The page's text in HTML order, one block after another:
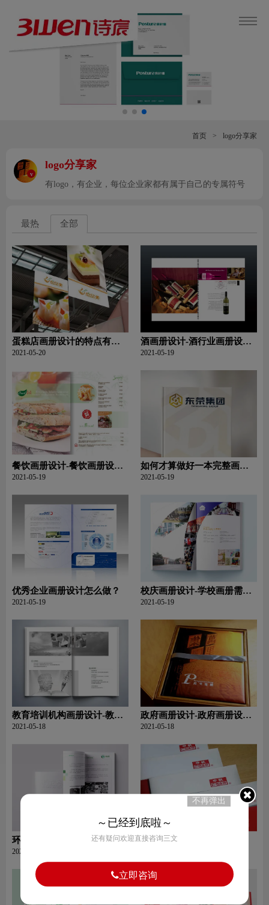
首页 > logo分享家
v
logo分享家
有logo，有企业，每位企业家都有属于自己的专属符号
最热 全部
蛋糕店画册设计的特点有哪
些？
2021-05-20
酒画册设计-酒行业画册设计
的要点？
2021-05-19
餐饮画册设计-餐饮画册设计
的三个考虑要素
2021-05-19
如何才算做好一本完整画册
设计？
2021-05-19
优秀企业画册设计怎么做？
2021-05-19
校庆画册设计-学校画册需要
具备哪些特点 ？如何设计？
2021-05-19
教育培训机构画册设计-教育
培训机构画册设计要点主要
2021-05-18
政府画册设计-政府画册设计
要求有哪些？
2021-05-18
环保画册设计-环保画册设计
的特点？
2021-05-18
画册设计排版怎么做？
不再弹出
～已经到底啦～
还有疑问欢迎直接咨询三文
立即咨询